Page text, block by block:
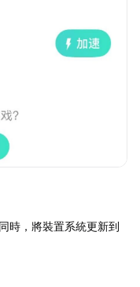
時，將裝置系統更新到